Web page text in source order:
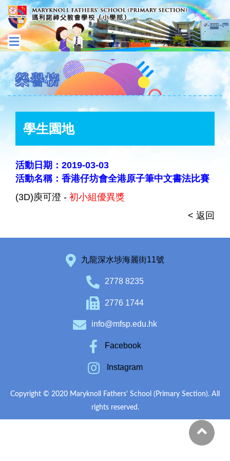
榮譽榜
學生園地
活動日期：2019-03-03
活動名稱：香港仔坊會全港原子筆中文書法比賽
(3D)庾可澄 - 初小組優異獎
< 返回
九龍深水埗海麗街11號
2778 8235
2776 1744
info@mfsp.edu.hk
Facebook
Instagram
Copyright © 2020 Maryknoll Fathers’ School (Primary Section). All
rights reserved.